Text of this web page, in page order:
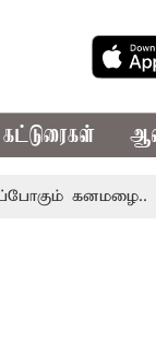
கட்டுரைகள்
கனமழை..